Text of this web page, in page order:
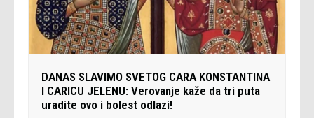
DANAS SLAVIMO SVETOG CARA KONSTANTINA
I CARICU JELENU: Verovanje kaže da tri puta
uradite ovo i bolest odlazi!